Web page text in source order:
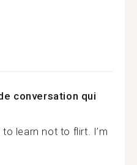
conversation qui
learn not to flirt. I’m